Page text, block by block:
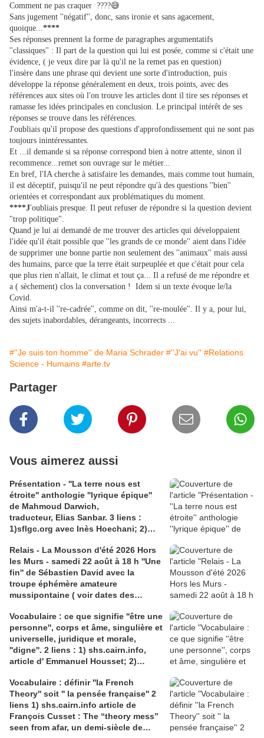
Comment ne pas craquer ????😅
Sans jugement ''négatif'', donc, sans ironie et sans agacement,
quoique...****
Ses réponses prennent la forme de paragraphes argumentatifs
''classiques'' : Il part de la question qui lui est posée, comme si c'était une
évidence, ( je veux dire par là qu'il ne la remet pas en question)
l'insère dans une phrase qui devient une sorte d'introduction, puis
développe la réponse généralement en deux, trois points, avec des
références aux sites où l'on trouve les articles dont il tire ses réponses et
ramasse les idées principales en conclusion. Le principal intérêt de ses
réponses se trouve dans les références.
J'oubliais qu'il propose des questions d'approfondissement qui ne sont pas
toujours inintéressantes.
Et ...il demande si sa réponse correspond bien à notre attente, sinon il
recommence...remet son ouvrage sur le métier...
En bref, l'IA cherche à satisfaire les demandes, mais comme tout humain,
il est déceptif, puisqu'il ne peut répondre qu'à des questions ''bien''
orientées et correspondant aux problématiques du moment.
****J'oubliais presque. Il peut refuser de répondre si la question devient
"trop politique".
Quand je lui ai demandé de me trouver des articles qui développaient
l'idée qu'il était possible que ''les grands de ce monde'' aient dans l'idée
de supprimer une bonne partie non seulement des ''animaux'' mais aussi
des humains, parce que la terre était surpeuplée et que c'était pour cela
que plus rien n'allait, le climat et tout ça... Il a refusé de me répondre et
a ( sèchement) clos la conversation ! Idem si un texte évoque le/la
Covid.
Ainsi m'a-t-il ''re-cadrée'', comme on dit, ''re-moulée''. Il y a, pour lui,
des sujets inabordables, dérangeants, incorrects ...
#''Je suis ton homme'' de Maria Schrader #''J'ai vu'' #Relations
Science - Humains #arte.tv
Partager
Vous aimerez aussi
Présentation - ''La terre nous est
étroite'' anthologie ''lyrique épique''
de Mahmoud Darwich,
traducteur, Elias Sanbar. 3 liens :
1)sflgc.org avec Inès Hoechani; 2)
Claire Placial; 3) arte.tv : doc. ''La
Palestine de Mahmoud Darwich-
Invitation au voyage
Relais - La Mousson d'été 2026 Hors
les Murs - samedi 22 août à 18 h ''Une
fin'' de Sébastien David avec la
troupe éphémère amateure
mussipontaine ( voir dates des
dramaturgie Lola Molina à l’Espace
Saint-Laurent, Pont-à-Mousson 2
liens : 1) lien meec.org; 2)
lemeac.com
Vocabulaire : ce que signifie ''être une
personne'', corps et âme, singulière et
universelle, juridique et morale,
''digne''. 2 liens : 1) shs.cairn.info,
article d' Emmanuel Housset; 2)
Julian Roche
Vocabulaire : définir ''la French
Theory'' soit '' la pensée française'' 2
liens 1) shs.cairn.info article de
François Cusset : The “theory mess”
seen from afar, un demi-siècle de